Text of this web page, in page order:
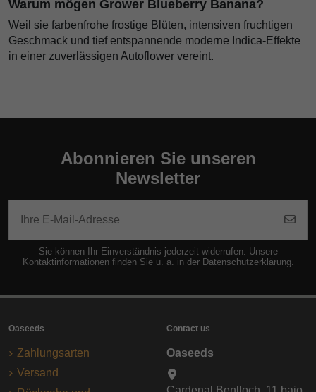
Warum mögen Grower Blueberry Banana?
Weil sie farbenfrohe frostige Blüten, intensiven fruchtigen
Geschmack und tief entspannende moderne Indica-Effekte
in einer zuverlässigen Autoflower vereint.
Abonnieren Sie unseren
Newsletter
Sie können Ihr Einverständnis jederzeit widerrufen. Unsere
Kontaktinformationen finden Sie u. a. in der Datenschutzerklärung.
Oaseeds
Zahlungsarten
Versand
Contact us
Oaseeds